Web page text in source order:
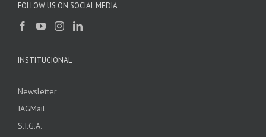
FOLLOW US ON SOCIAL MEDIA
INSTITUCIONAL
Newsletter
IAGMail
S.I.G.A.